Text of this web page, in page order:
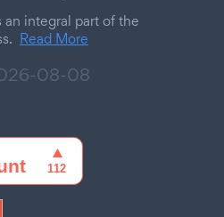
integral part of the
Read More
08-08